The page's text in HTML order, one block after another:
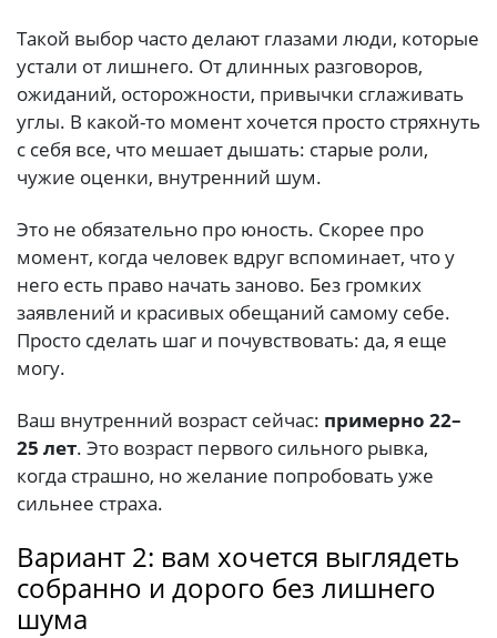
Такой выбор часто делают глазами люди, которые
устали от лишнего. От длинных разговоров,
ожиданий, осторожности, привычки сглаживать
углы. В какой-то момент хочется просто стряхнуть
с себя все, что мешает дышать: старые роли,
чужие оценки, внутренний шум.
Это не обязательно про юность. Скорее про
момент, когда человек вдруг вспоминает, что у
него есть право начать заново. Без громких
заявлений и красивых обещаний самому себе.
Просто сделать шаг и почувствовать: да, я еще
могу.
Ваш внутренний возраст сейчас: примерно 22–
25 лет. Это возраст первого сильного рывка,
когда страшно, но желание попробовать уже
сильнее страха.
Вариант 2: вам хочется выглядеть
собранно и дорого без лишнего
шума